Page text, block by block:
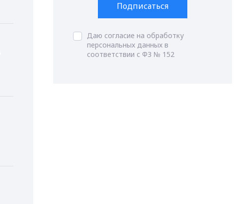
Подписаться
Даю согласие на обработку
персональных данных в
соответствии с ФЗ № 152